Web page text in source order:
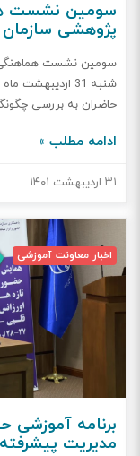
سومین نشست
پژوهشی سازمان در
شنبه 31
حاضران به بررسی
نحوه اختصاص امتیاز
بحث و بررسی قرار
برنامه عملیاتی و
مقرر شد در جلسه آینده
ادامه مطلب »
۳۱ اردیبهشت ۱۴۰۱
اخبار معاونت آموزشی
برنامه آموزشی
مدیریت